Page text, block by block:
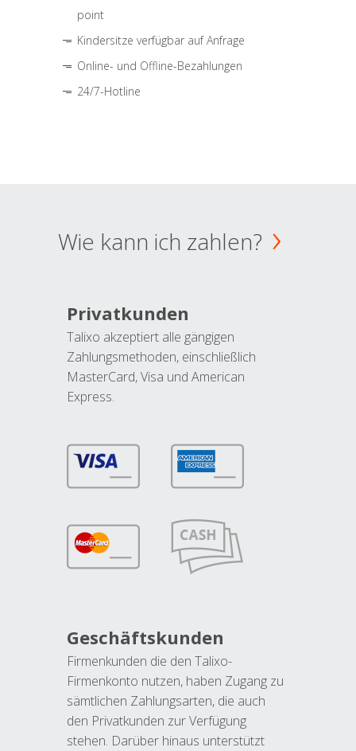
point
Kindersitze verfügbar auf Anfrage
Online- und Offline-Bezahlungen
24/7-Hotline
Wie kann ich zahlen?
Privatkunden
Talixo akzeptiert alle gängigen
Zahlungsmethoden, einschließlich
MasterCard, Visa und American
Express.
Geschäftskunden
Firmenkunden die den Talixo-
Firmenkonto nutzen, haben Zugang zu
sämtlichen Zahlungsarten, die auch
den Privatkunden zur Verfügung
stehen. Darüber hinaus unterstützt